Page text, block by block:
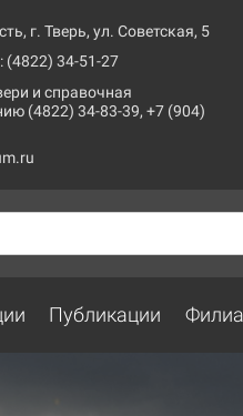
г. Тверь, ул. Советская, 5
(4822) 34-51-27
и справочная
(4822) 34-83-39, +7 (904)
Публикации